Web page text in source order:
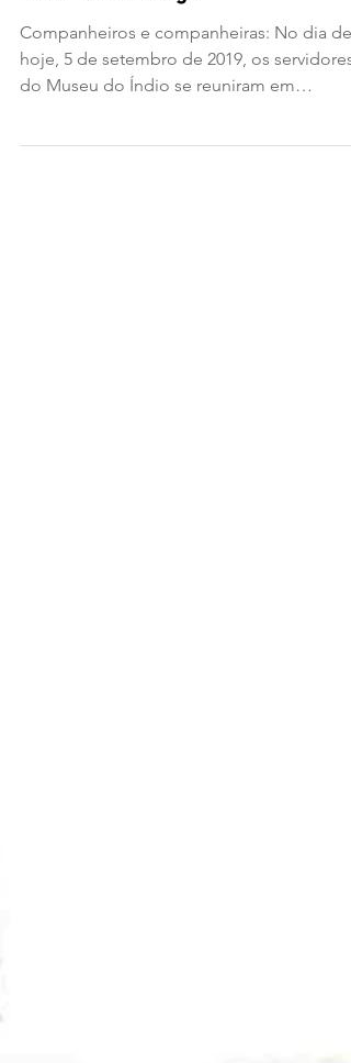
Índio de Botafogo
Companheiros e companheiras: No dia de
hoje, 5 de setembro de 2019, os servidores
assembleia, coordenada...